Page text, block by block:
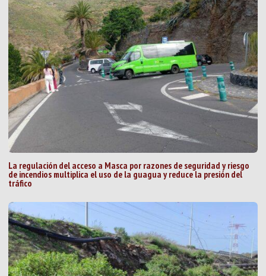
La regulación del acceso a Masca por razones de seguridad y riesgo
de incendios multiplica el uso de la guagua y reduce la presión del
tráfico